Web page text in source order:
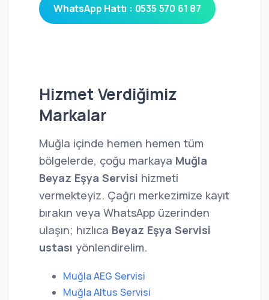
WhatsApp Hattı : 0535 570 61 87
Hizmet Verdiğimiz
Markalar
Muğla içinde hemen hemen tüm
bölgelerde, çoğu markaya Muğla
Beyaz Eşya Servisi hizmeti
vermekteyiz. Çağrı merkezimize kayıt
bırakın veya WhatsApp üzerinden
ulaşın; hızlıca Beyaz Eşya Servisi
ustası yönlendirelim.
Muğla AEG Servisi
Muğla Altus Servisi